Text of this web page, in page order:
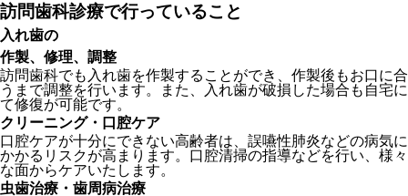
訪問歯科診療で行っていること
入れ歯の
作製、修理、調整
訪問歯科でも入れ歯を作製することができ、作製後もお口に合
うまで調整を行います。また、入れ歯が破損した場合も自宅に
て修復が可能です。
クリーニング・口腔ケア
口腔ケアが十分にできない高齢者は、誤嚥性肺炎などの病気に
かかるリスクが高まります。口腔清掃の指導などを行い、様々
な面からケアいたします。
虫歯治療・歯周病治療